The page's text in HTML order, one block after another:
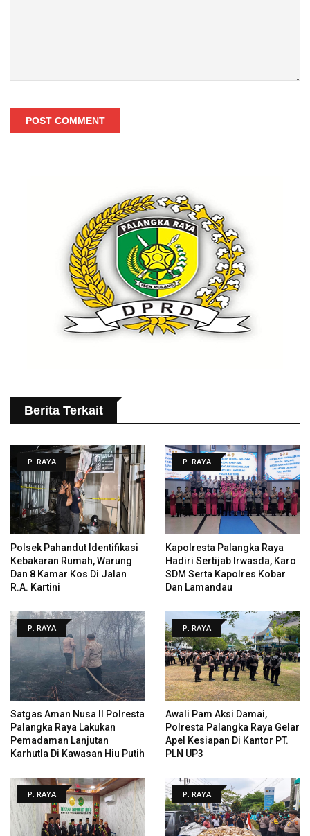
POST COMMENT
Berita Terkait
P. RAYA
Polsek Pahandut Identifikasi
Kebakaran Rumah, Warung
Dan 8 Kamar Kos Di Jalan
R.A. Kartini
P. RAYA
Kapolresta Palangka Raya
Hadiri Sertijab Irwasda, Karo
SDM Serta Kapolres Kobar
Dan Lamandau
P. RAYA
Satgas Aman Nusa II Polresta
Palangka Raya Lakukan
Pemadaman Lanjutan
Karhutla Di Kawasan Hiu Putih
P. RAYA
Awali Pam Aksi Damai,
Polresta Palangka Raya Gelar
Apel Kesiapan Di Kantor PT.
PLN UP3
P. RAYA P. RAYA